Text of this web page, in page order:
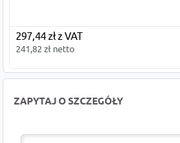
297,44 zł z VAT
241,82 zł netto
ZAPYTAJ O SZCZEGÓŁY